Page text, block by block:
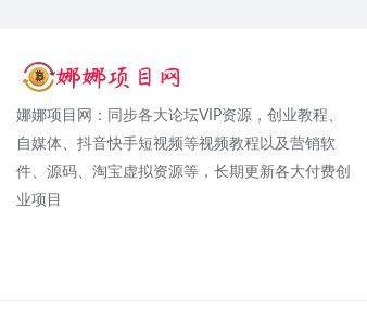
娜娜项目网：同步各大论坛VIP资源，创业教程、
自媒体、抖音快手短视频等视频教程以及营销软
件、源码、淘宝虚拟资源等，长期更新各大付费创
业项目